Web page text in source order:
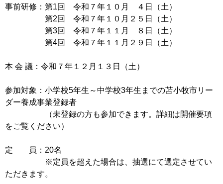
事前研修：第1回 令和７年１０月 ４日（土）
第2回 令和７年１０月２５日（土）
第3回 令和７年１１月 ８日（土）
第4回 令和７年１１月２９日（土）
本 会 議：令和７年１２月１３日（土）
参加対象：小学校5年生～中学校3年生までの苫小牧市リー
ダー養成事業登録者
（未登録の方も参加できます。詳細は開催要項
をご覧ください）
定 員：20名
※定員を超えた場合は、抽選にて選定させてい
ただきます。